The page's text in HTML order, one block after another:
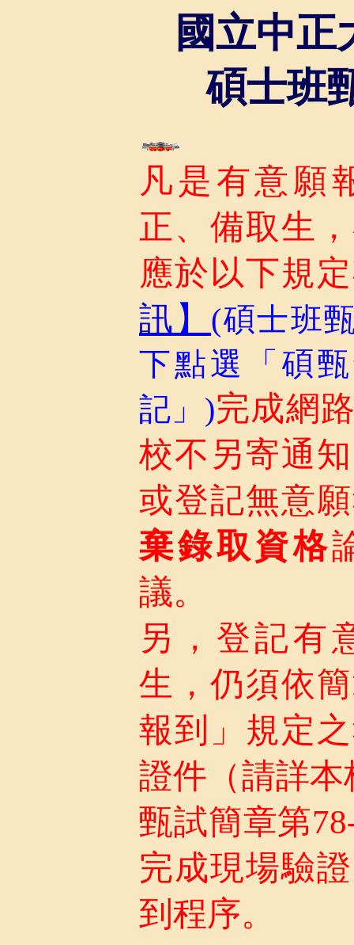
國立中正
碩士班
凡是有意願
正、備取生
應於以下規
訊】 (碩士班
下點選「碩
記」)完成網
校不另寄通
或登記無意
棄錄取資格
議。
另，登記有
生，仍須依
報到」規定
證件（請詳本
甄試簡章第
完成現場驗
到程序。